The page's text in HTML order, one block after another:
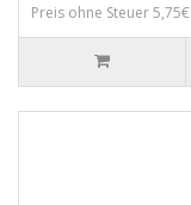
Preis ohne Steuer 5,75€